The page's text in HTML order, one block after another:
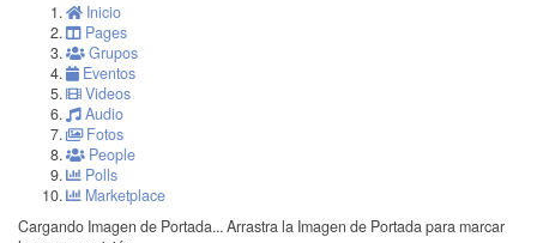
Inicio
Pages
Grupos
Eventos
Videos
Audio
Fotos
People
Polls
Marketplace
Cargando Imagen de Portada... Arrastra la Imagen de Portada para marcar